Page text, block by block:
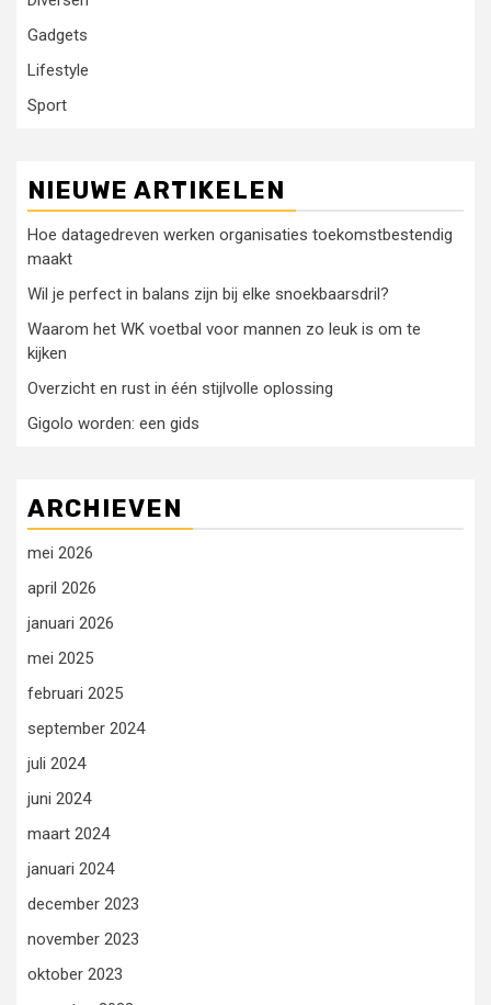
Gadgets
Lifestyle
Sport
NIEUWE ARTIKELEN
Hoe datagedreven werken organisaties toekomstbestendig
maakt
Wil je perfect in balans zijn bij elke snoekbaarsdril?
Waarom het WK voetbal voor mannen zo leuk is om te
kijken
Overzicht en rust in één stijlvolle oplossing
Gigolo worden: een gids
ARCHIEVEN
mei 2026
april 2026
januari 2026
mei 2025
februari 2025
september 2024
juli 2024
juni 2024
maart 2024
januari 2024
december 2023
november 2023
oktober 2023